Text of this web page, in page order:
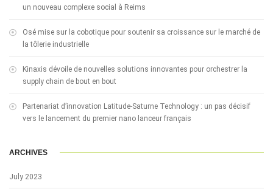
un nouveau complexe social à Reims
Osé mise sur la cobotique pour soutenir sa croissance sur le marché de
la tôlerie industrielle
Kinaxis dévoile de nouvelles solutions innovantes pour orchestrer la
supply chain de bout en bout
Partenariat d’innovation Latitude-Saturne Technology : un pas décisif
vers le lancement du premier nano lanceur français
ARCHIVES
July 2023